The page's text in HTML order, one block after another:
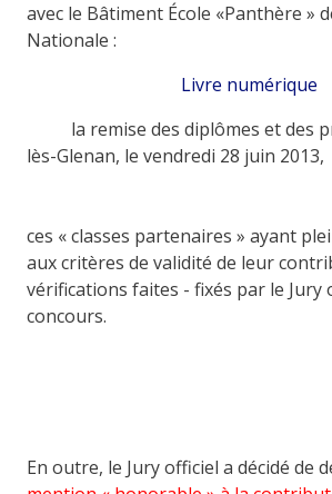
avec le Bâtiment École «Panthère »
Nationale :
Livre numérique
la remise des diplômes et des
lès-Glenan, le vendredi 28 juin 2013,
ces « classes partenaires » ayant
aux critères de validité de leur
vérifications faites - fixés par le Jury
concours.
En outre, le Jury officiel a décidé de